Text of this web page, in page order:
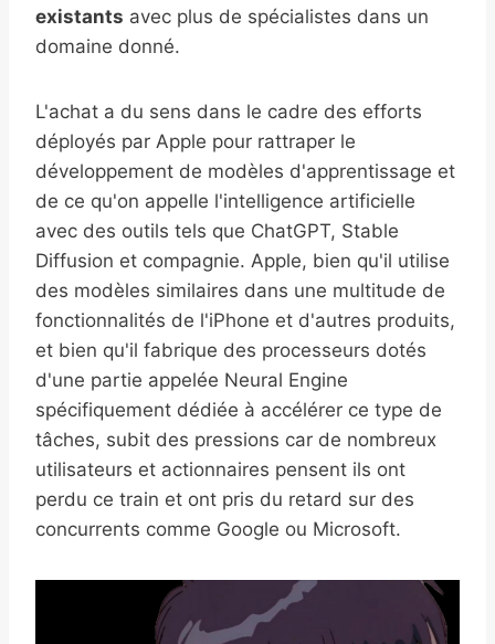
existants avec plus de spécialistes dans un
domaine donné.
L'achat a du sens dans le cadre des efforts
déployés par Apple pour rattraper le
développement de modèles d'apprentissage et
de ce qu'on appelle l'intelligence artificielle
avec des outils tels que ChatGPT, Stable
Diffusion et compagnie. Apple, bien qu'il utilise
des modèles similaires dans une multitude de
fonctionnalités de l'iPhone et d'autres produits,
et bien qu'il fabrique des processeurs dotés
d'une partie appelée Neural Engine
spécifiquement dédiée à accélérer ce type de
tâches, subit des pressions car de nombreux
utilisateurs et actionnaires pensent ils ont
perdu ce train et ont pris du retard sur des
concurrents comme Google ou Microsoft.